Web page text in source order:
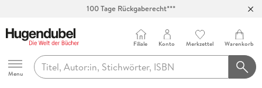
100 Tage Rückgaberecht***
Hugendubel
Menu
Filiale Konto Merkzettel Warenkorb